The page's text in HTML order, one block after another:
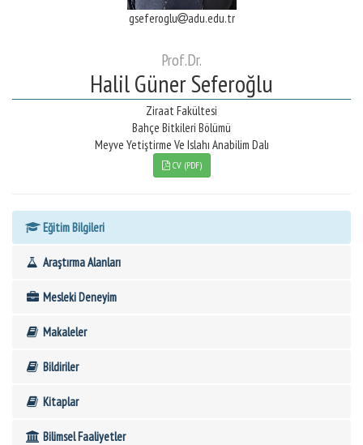
gseferoglu adu.edu.tr
Prof.Dr.
Halil Güner Seferoğlu
Ziraat Fakültesi
Bahçe Bitkileri Bölümü
Meyve Yetiştirme Ve Islahı Anabilim Dalı
CV (PDF)
Eğitim Bilgileri
Araştırma Alanları
Mesleki Deneyim
Makaleler
Bildiriler
Kitaplar
Bilimsel Faaliyetler